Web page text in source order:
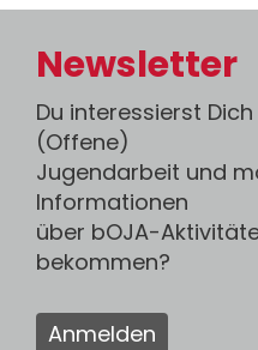
Newsletter
Du interessierst
(Offene)
Jugendarbeit und
Informationen
über bOJA-
bekommen?
Anmelden